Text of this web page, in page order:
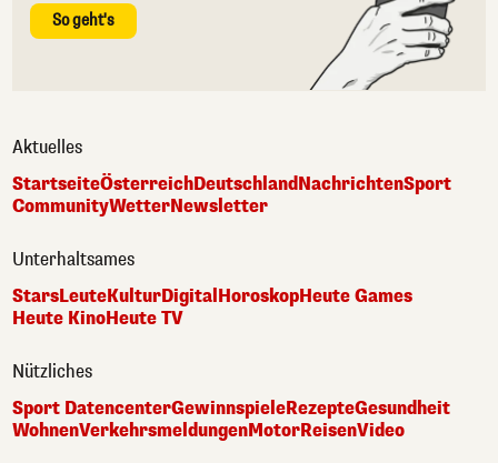
So geht's
Aktuelles
StartseiteÖsterreichDeutschlandNachrichtenSport
CommunityWetterNewsletter
Unterhaltsames
StarsLeuteKulturDigital HoroskopHeute Games
Heute KinoHeute TV
Nützliches
Sport DatencenterGewinnspieleRezepteGesundheit
WohnenVerkehrsmeldungenMotorReisenVideo